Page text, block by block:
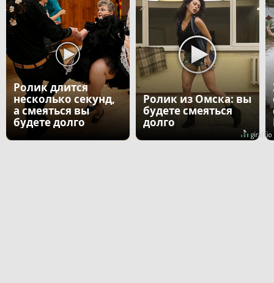
Ролик длится
несколько секунд,
а смеяться вы
будете долго
Ролик из Омска: вы
будете смеяться
долго